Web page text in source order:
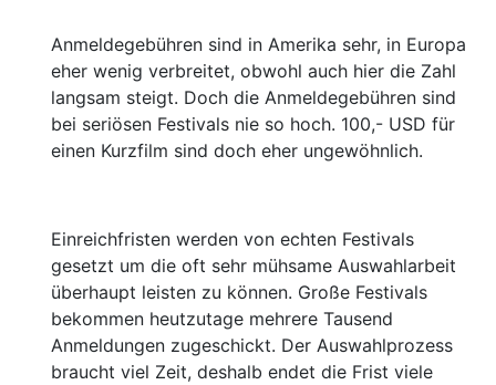
Anmeldegebühren sind in Amerika sehr, in Europa
eher wenig verbreitet, obwohl auch hier die Zahl
langsam steigt. Doch die Anmeldegebühren sind
bei seriösen Festivals nie so hoch. 100,- USD für
einen Kurzfilm sind doch eher ungewöhnlich.
Einreichfristen werden von echten Festivals
gesetzt um die oft sehr mühsame Auswahlarbeit
überhaupt leisten zu können. Große Festivals
bekommen heutzutage mehrere Tausend
Anmeldungen zugeschickt. Der Auswahlprozess
braucht viel Zeit, deshalb endet die Frist viele